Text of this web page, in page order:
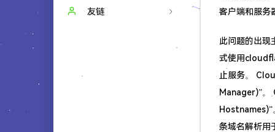
时光机
友链
客户端和服务
此问题的出现
式使用
止服务。
Manager)”。
Hostnames)”
条域名解析用